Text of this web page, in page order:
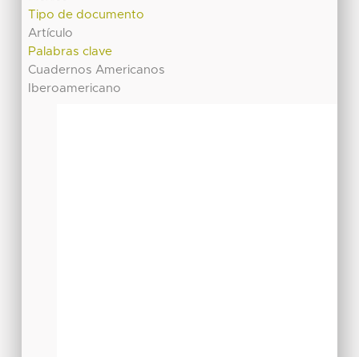
Tipo de documento
Artículo
Palabras clave
Cuadernos Americanos
Iberoamericano